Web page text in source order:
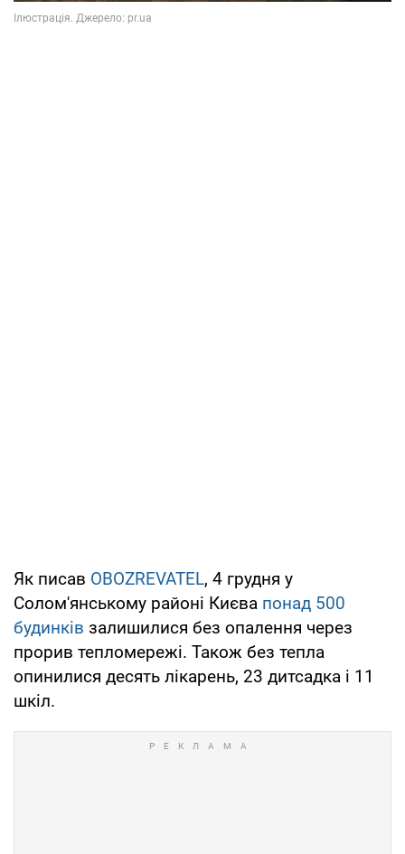
Як писав OBOZREVATEL, 4 грудня у
Солом'янському районі Києва понад 500
будинків залишилися без опалення через
прорив тепломережі. Також без тепла
опинилися десять лікарень, 23 дитсадка і 11
шкіл.